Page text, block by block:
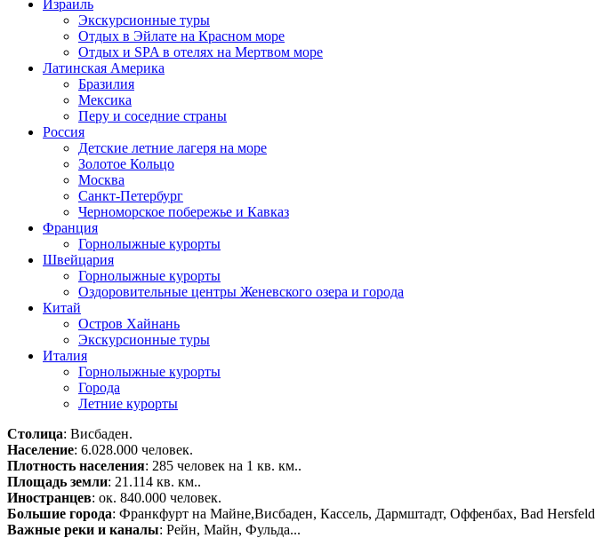
Израиль
Экскурсионные туры
Отдых в Эйлате на Красном море
Отдых и SPA в отелях на Мертвом море
Латинская Америка
Бразилия
Мексика
Перу и соседние страны
Россия
Детские летние лагеря на море
Золотое Кольцо
Москва
Санкт-Петербург
Черноморское побережье и Кавказ
Франция
Горнолыжные курорты
Швейцария
Горнолыжные курорты
Оздоровительные центры Женевского озера и города
Китай
Остров Хайнань
Экскурсионные туры
Италия
Горнолыжные курорты
Города
Летние курорты
Столица: Висбаден.
Население: 6.028.000 человек.
Плотность населения: 285 человек на 1 кв. км..
Площадь земли: 21.114 кв. км..
Иностранцев: ок. 840.000 человек.
Большие города: Франкфурт на Майне,Висбаден, Кассель, Дармштадт, Оффенбах, Bad Hersfeld
Важные реки и каналы: Рейн, Майн, Фульда...